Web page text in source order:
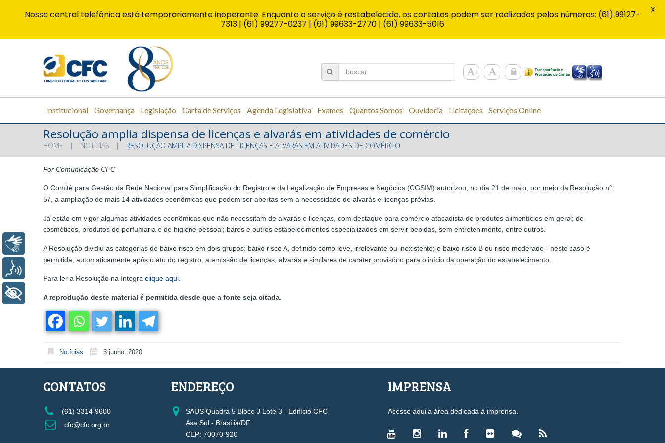
Institucional Governança Legislação Carta de Serviços Agenda Legislativa Exames Quantos Somos Ouvidoria Licitações Serviços Online
Resolução amplia dispensa de licenças e alvarás em atividades de comércio
HOME NOTÍCIAS RESOLUÇÃO AMPLIA DISPENSA DE LICENÇAS E ALVARÁS EM ATIVIDADES DE COMÉRCIO
Por Comunicação CFC
O Comitê para Gestão da Rede Nacional para Simplificação do Registro e da Legalização de Empresas e Negócios (CGSIM) autorizou, no dia 21 de maio, por meio da Resolução n°.
57, a ampliação de mais 14 atividades econômicas que podem ser abertas sem a necessidade de alvarás e licenças prévias.
Já estão em vigor algumas atividades econômicas que não necessitam de alvarás e licenças, com destaque para comércio atacadista de produtos alimentícios em geral; de
cosméticos, produtos de perfumaria e de higiene pessoal; bares e outros estabelecimentos especializados em servir bebidas, sem entretenimento, entre outros.
A Resolução dividiu as categorias de baixo risco em dois grupos: baixo risco A, definido como leve, irrelevante ou inexistente; e baixo risco B ou risco moderado - neste caso é
permitida, automaticamente após o ato do registro, a emissão de licenças, alvarás e similares de caráter provisório para o início da operação do estabelecimento.
Para ler a Resolução na íntegra clique aqui.
A reprodução deste material é permitida desde que a fonte seja citada.
Notícias 3 junho, 2020
CONTATOS
(61) 3314-9600
cfc@cfc.org.br
ENDEREÇO
SAUS Quadra 5 Bloco J Lote 3 - Edifício CFC
Asa Sul - Brasília/DF
CEP: 70070-920
IMPRENSA
Acesse aqui a área dedicada à imprensa.
Nossa central telefônica está temporariamente inoperante. Enquanto o serviço é restabelecido, os contatos podem ser realizados pelos números: (61) 99127-
7313 | (61) 99277-0237 | (61) 99633-2770 | (61) 99633-5016
X
+ Acessibilidade